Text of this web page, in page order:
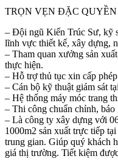
TRỌN VẸN ĐẶC
– Đội ngũ Kiến Trúc Sư, kỹ
lĩnh vực thiết kế, xây dựng,
– Tham quan xưởng sản
thực hiện.
– Hỗ trợ thủ tục xin cấp
– Cán bộ kỹ thuật giám sát
– Hệ thống máy móc trang
– Thi công chuẩn chỉnh, báo
– Là công ty xây dựng với
1000m2 sản xuất trực tiếp
trung gian. Giúp quý khách
giá thị trường. Tiết kiệm